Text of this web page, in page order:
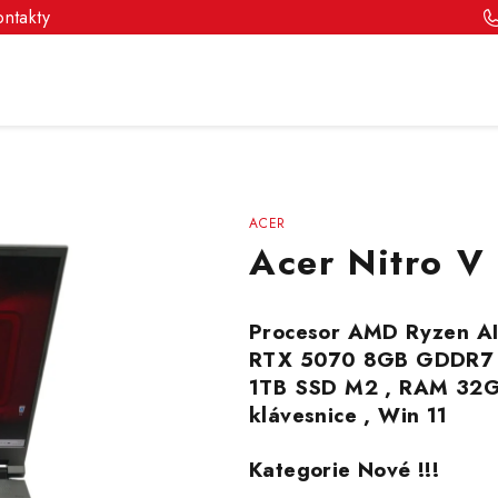
ACER
Acer Nitro V
Procesor AMD Ryzen
RTX 5070 8GB
1TB SSD M2 , RAM
klávesnice , Win 11
Kategorie Nové !!!